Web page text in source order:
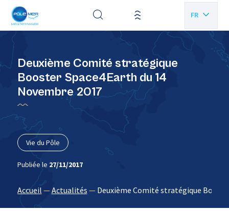
FR
EN
Deuxième Comité stratégique
Booster Space4Earth du 14
Novembre 2017
Vie du Pôle
Publiée le 27/11/2017
Accueil —Actualités — Deuxième Comité stratégique
Panneau de gestion des cookies